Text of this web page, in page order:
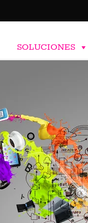
SOLUCIONES